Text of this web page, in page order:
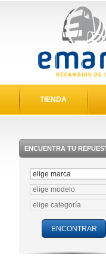
TIENDA
ENCUENTRA TU